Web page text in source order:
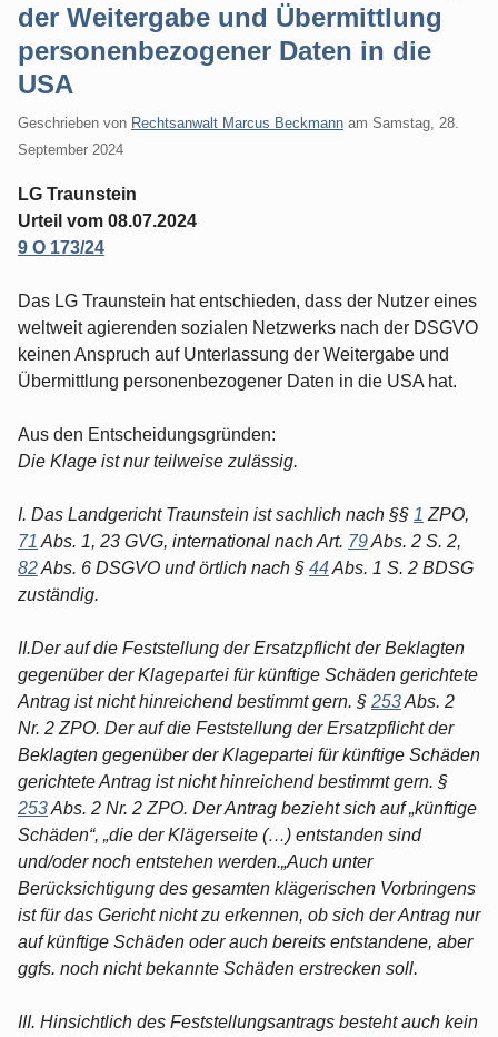
der Weitergabe und Übermittlung
personenbezogener Daten in die
USA
Geschrieben von Rechtsanwalt Marcus Beckmann am Samstag, 28.
September 2024
LG Traunstein
Urteil vom 08.07.2024
9 O 173/24
Das LG Traunstein hat entschieden, dass der Nutzer eines
weltweit agierenden sozialen Netzwerks nach der DSGVO
keinen Anspruch auf Unterlassung der Weitergabe und
Übermittlung personenbezogener Daten in die USA hat.
Aus den Entscheidungsgründen:
Die Klage ist nur teilweise zulässig.
I. Das Landgericht Traunstein ist sachlich nach §§ 1 ZPO,
71 Abs. 1, 23 GVG, international nach Art. 79Abs. 2 S. 2,
82Abs. 6 DSGVO und örtlich nach § 44Abs. 1 S. 2 BDSG
zuständig.
II.Der auf die Feststellung der Ersatzpflicht der Beklagten
gegenüber der Klagepartei für künftige Schäden gerichtete
Antrag ist nicht hinreichend bestimmt gern. § 253Abs. 2
Nr. 2 ZPO. Der auf die Feststellung der Ersatzpflicht der
Beklagten gegenüber der Klagepartei für künftige Schäden
gerichtete Antrag ist nicht hinreichend bestimmt gern. §
253Abs. 2 Nr. 2 ZPO. Der Antrag bezieht sich auf „künftige
Schäden“, „die der Klägerseite (…) entstanden sind
und/oder noch entstehen werden.„Auch unter
Berücksichtigung des gesamten klägerischen Vorbringens
ist für das Gericht nicht zu erkennen, ob sich der Antrag nur
auf künftige Schäden oder auch bereits entstandene, aber
ggfs. noch nicht bekannte Schäden erstrecken soll.
III. Hinsichtlich des Feststellungsantrags besteht auch kein